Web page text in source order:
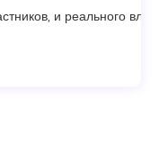
и реального